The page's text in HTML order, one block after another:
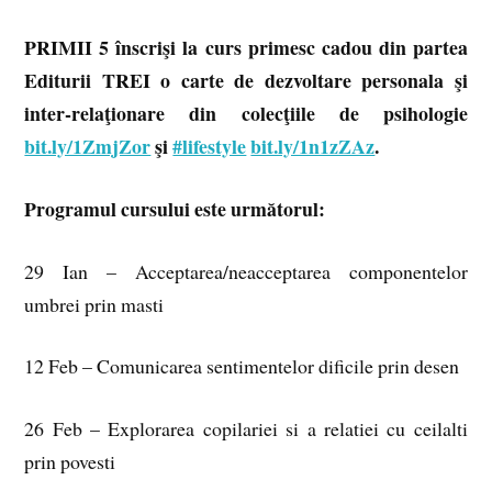
PRIMII 5 înscrişi la curs primesc cadou din partea
Editurii TREI o carte de dezvoltare personala şi
inter-relaţionare din colecţiile de psihologie
bit.ly/1ZmjZorşi#lifestylebit.ly/1n1zZAz.
Programul cursului este următorul:
29 Ian – Acceptarea/neacceptarea componentelor
umbrei prin masti
12 Feb – Comunicarea sentimentelor dificile prin desen
26 Feb – Explorarea copilariei si a relatiei cu ceilalti
prin povesti